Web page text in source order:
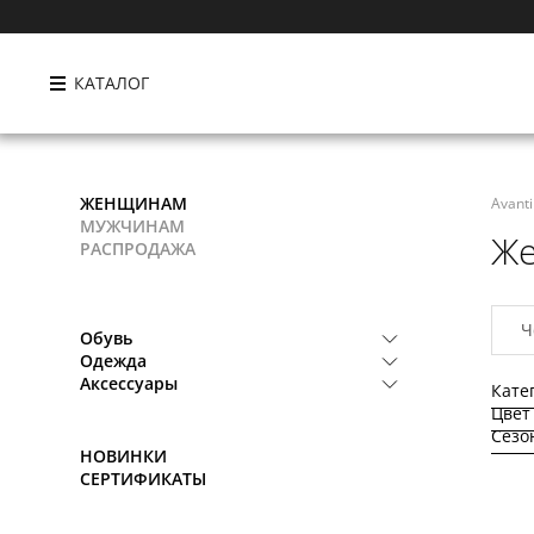
КАТАЛОГ
ЖЕНЩИНАМ
МУЖЧИНАМ
РАСПРОДАЖА
Обувь
Одежда
Аксессуары
НОВИНКИ
СЕРТИФИКАТЫ
Avanti
Цвет